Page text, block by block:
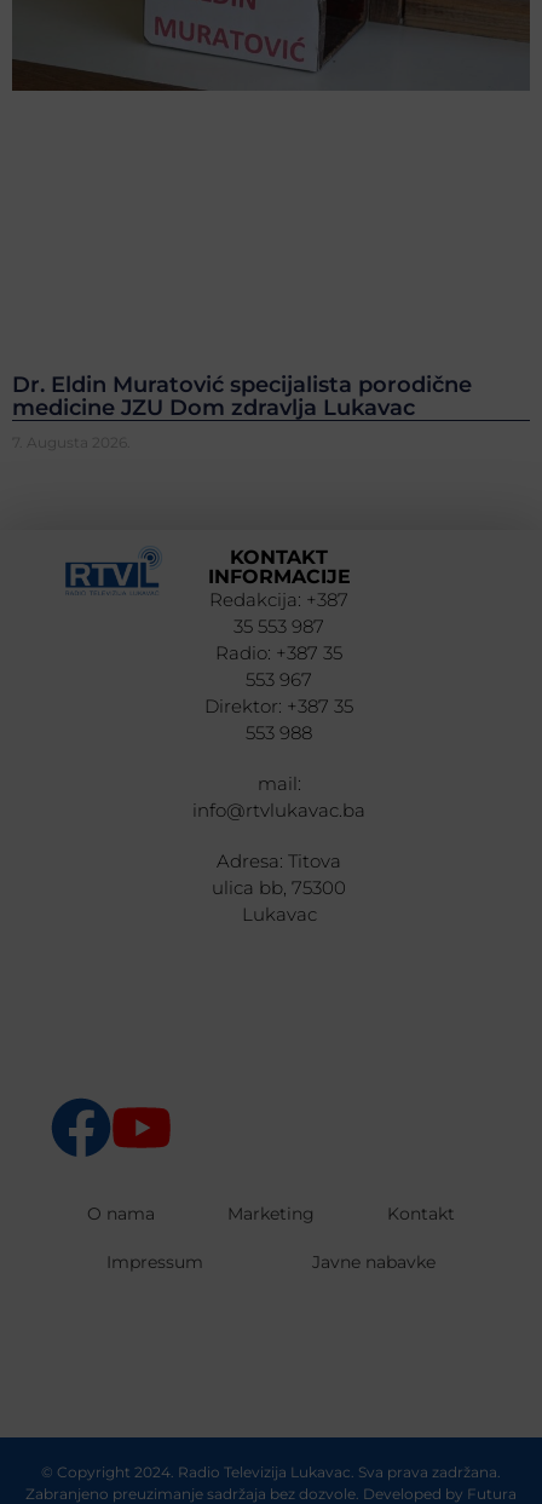
Dr. Eldin Muratović specijalista porodične
medicine JZU Dom zdravlja Lukavac
7. Augusta 2026.
KONTAKT
INFORMACIJE
Redakcija: +387
35 553 987
Radio: +387 35
553 967
Direktor: +387 35
553 988
mail:
info@rtvlukavac.ba
Adresa: Titova
ulica bb, 75300
Lukavac
O nama Marketing Kontakt
Impressum Javne nabavke
© Copyright 2024. Radio Televizija Lukavac. Sva prava zadržana.
Zabranjeno preuzimanje sadržaja bez dozvole. Developed by Futura